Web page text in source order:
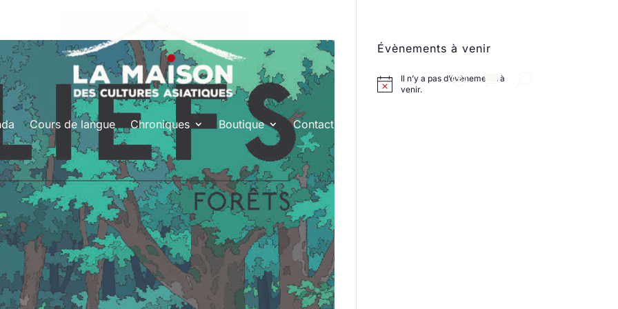
Cours de langue Chroniques Boutique Contact
Évènements à venir
Il n’y a pas d’évènements à
venir.